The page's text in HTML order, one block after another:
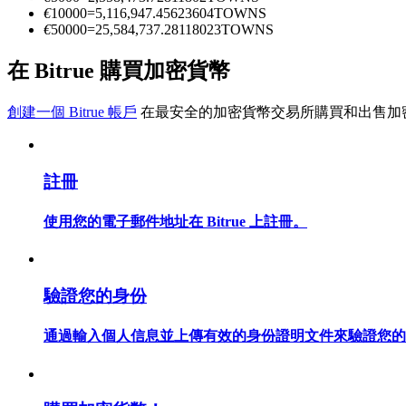
成為跟單交易員
€10000=5,116,947.45623604TOWNS
€50000=25,584,737.28118023TOWNS
在 Bitrue 購買加密貨幣
創建一個 Bitrue 帳戶 在最安全的加密貨幣交易所購買和出售加
註冊
使用您的電子郵件地址在 Bitrue 上註冊。
驗證您的身份
通過輸入個人信息並上傳有效的身份證明文件來驗證您的